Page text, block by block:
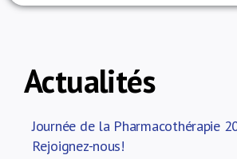
Actualités
Journée de la Pharmacothérapie
Rejoignez-nous!